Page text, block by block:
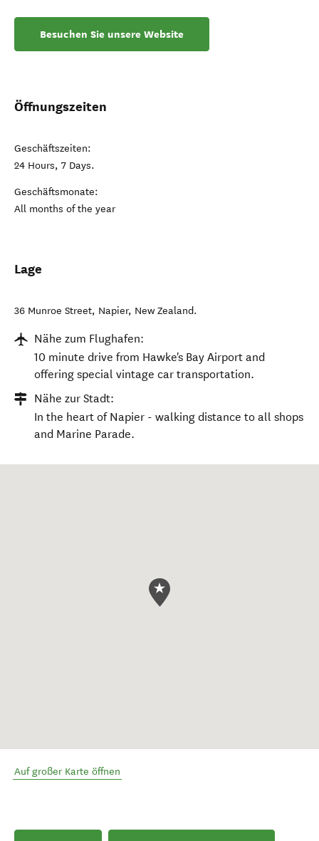
Besuchen Sie unsere Website
Öffnungszeiten
Geschäftszeiten:
24 Hours, 7 Days.
Geschäftsmonate:
All months of the year
Lage
36 Munroe Street, Napier, New Zealand.
Nähe zum Flughafen:
10 minute drive from Hawke's Bay Airport and
offering special vintage car transportation.
Nähe zur Stadt:
In the heart of Napier - walking distance to all shops
and Marine Parade.
Auf großer Karte öffnen